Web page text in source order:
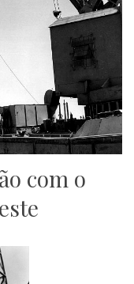
com o